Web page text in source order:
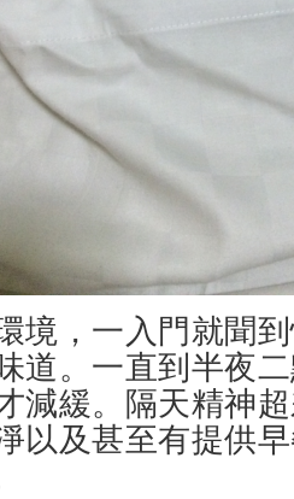
境，一入門就聞
道。一直到半夜
減緩。隔天精神
以及甚至有提供